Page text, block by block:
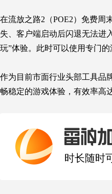
在流放之路2（POE2）免费周
失、客户端启动后闪退无法进
玩”体验。此时可以使用专门
作为目前市面行业头部工具品
畅稳定的游戏体验，有效率高
雷神
时长随时